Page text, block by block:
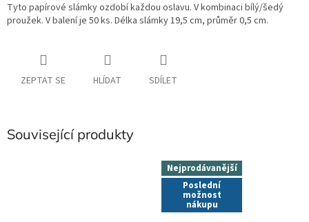
Tyto papírové slámky ozdobí každou oslavu. V kombinaci bílý/šedý
proužek. V balení je 50 ks. Délka slámky 19,5 cm, průměr 0,5 cm.
ZEPTAT SE HLÍDAT SDÍLET
Související produkty
Nejprodávanější
Poslední
možnost
nákupu